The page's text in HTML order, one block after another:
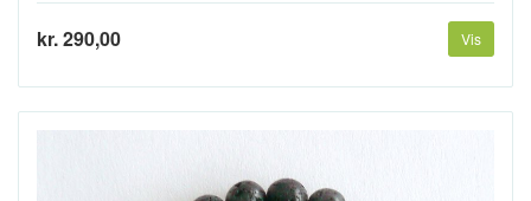
kr. 290,00 Vis